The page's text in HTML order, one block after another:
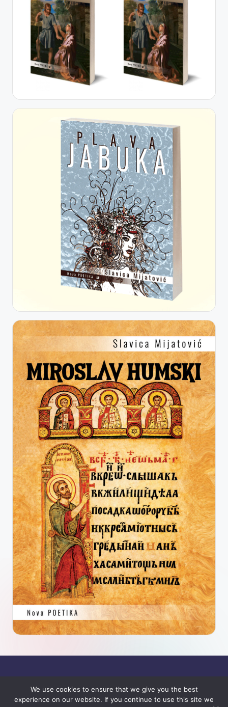
We use cookies to ensure that we give you the best
experience on our website. If you continue to use this site we